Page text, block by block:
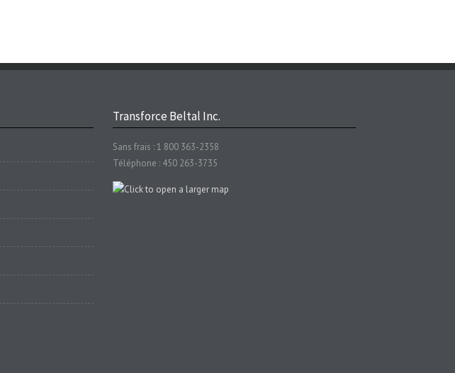
Transforce Beltal Inc.
Sans frais : 1 800 363-2358
Téléphone : 450 263-3735